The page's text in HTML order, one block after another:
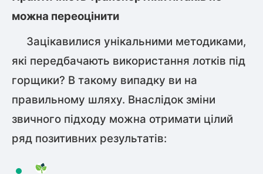
можна переоцінити
Зацікавилися унікальними методиками,
які передбачають використання лотків під
горщики? В такому випадку ви на
правильному шляху. Внаслідок зміни
звичного підходу можна отримати цілий
ряд позитивних результатів: